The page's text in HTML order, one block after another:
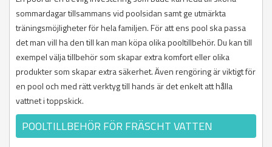
sommardagar tillsammans vid poolsidan samt ge utmärkta
träningsmöjligheter för hela familjen. För att ens pool ska passa
det man vill ha den till kan man köpa olika pooltillbehör. Du kan till
exempel välja tillbehör som skapar extra komfort eller olika
produkter som skapar extra säkerhet. Även rengöring är viktigt för
en pool och med rätt verktyg till hands är det enkelt att hålla
vattnet i toppskick.
POOLTILLBEHÖR FÖR FRÄSCHT VATTEN